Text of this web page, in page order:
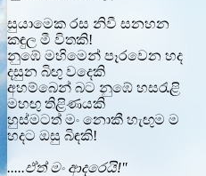
සුයාමෙක රස නිවී සනහන
කඳුල මී විතකි!
නුඹේ මහිමෙන් පෑරවෙන හද
දසුන බිඟු වදෙකි
අහම්බෙන් බට නුඹේ හසරැළි
මහඟු තිළිණයකි
හුස්මටත් මං නොකී හැඟුම ම
හදට ඔසු බිඳකි!
.....ඒත් මං ආදරෙයි!''